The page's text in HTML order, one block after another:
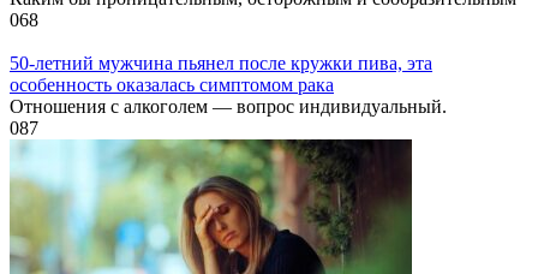
068
50-летний мужчина пьянел после кружки пива, эта
особенность оказалась симптомом рака
Отношения с алкоголем — вопрос индивидуальный.
087